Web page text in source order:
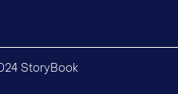
StoryBook